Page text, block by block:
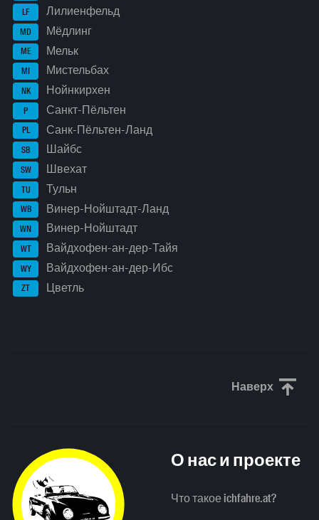
LF Лилиенфельд
MD Мёдлинг
ME Мельк
MI Мистельбах
NK Нойнкирхен
P Санкт-Пёльтен
PL Санк-Пёльтен-Ланд
SB Шайбс
SW Швехат
TU Тульн
WB Винер-Нойштадт-Ланд
WN Винер-Нойштадт
WT Вайдхофен-ан-дер-Тайя
WY Вайдхофен-ан-дер-Ибс
ZT Цветль
Наверх
О нас и проекте
Что такое ichfahre.at?